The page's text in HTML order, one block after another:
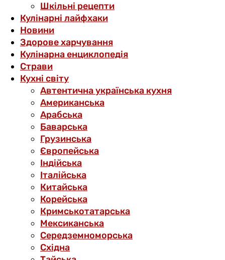
Шкільні рецепти
Кулінарні лайфхаки
Новини
Здорове харчування
Кулінарна енциклопедія
Страви
Кухні світу
Автентична українська кухня
Американська
Арабська
Баварська
Грузинська
Європейська
Індійська
Італійська
Китайська
Корейська
Кримськотатарська
Мексиканська
Середземноморська
Східна